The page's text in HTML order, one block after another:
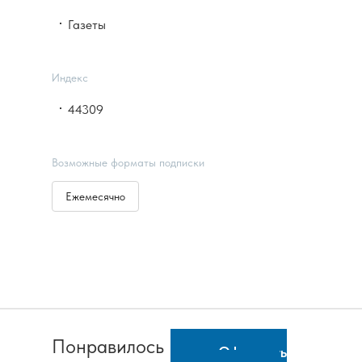
Газеты
Индекс
44309
Возможные форматы подписки
Ежемесячно
Понравилось Оформить